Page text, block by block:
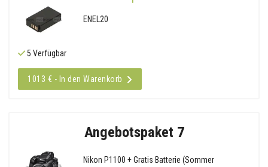
ENEL20
5 Verfügbar
1013 € - In den Warenkorb
Angebotspaket 7
Nikon P1100 + Gratis Batterie (Sommer